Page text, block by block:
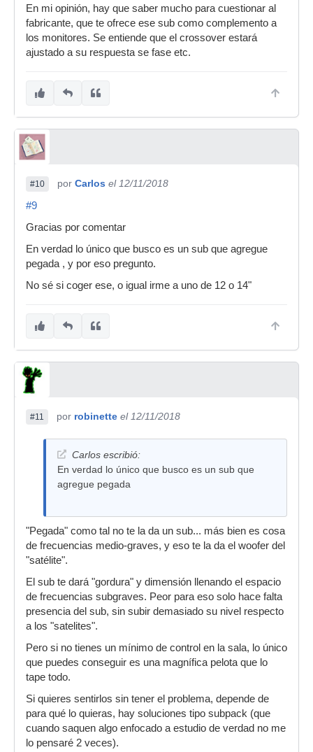
En mi opinión, hay que saber mucho para cuestionar al
fabricante, que te ofrece ese sub como complemento a
los monitores. Se entiende que el crossover estará
ajustado a su respuesta se fase etc.
#10 por Carlos el 12/11/2018
#9
Gracias por comentar
En verdad lo único que busco es un sub que agregue
pegada , y por eso pregunto.
No sé si coger ese, o igual irme a uno de 12 o 14"
#11 por robinette el 12/11/2018
Carlos escribió:
En verdad lo único que busco es un sub que
agregue pegada
"Pegada" como tal no te la da un sub... más bien es cosa
de frecuencias medio-graves, y eso te la da el woofer del
"satélite".
El sub te dará "gordura" y dimensión llenando el espacio
de frecuencias subgraves. Peor para eso solo hace falta
presencia del sub, sin subir demasiado su nivel respecto
a los "satelites".
Pero si no tienes un mínimo de control en la sala, lo único
que puedes conseguir es una magnífica pelota que lo
tape todo.
Si quieres sentirlos sin tener el problema, depende de
para qué lo quieras, hay soluciones tipo subpack (que
cuando saquen algo enfocado a estudio de verdad no me
lo pensaré 2 veces).